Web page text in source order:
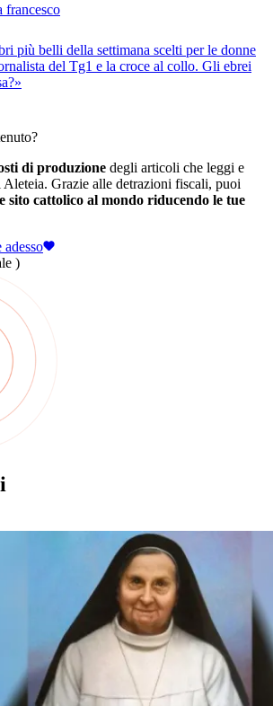
francesco
più belli della settimana scelti per le donne
del Tg1 e la croce al collo. Gli ebrei
di produzione degli articoli che leggi e
Aleteia. Grazie alle detrazioni fiscali, puoi
sito cattolico al mondo riducendo le tue
)